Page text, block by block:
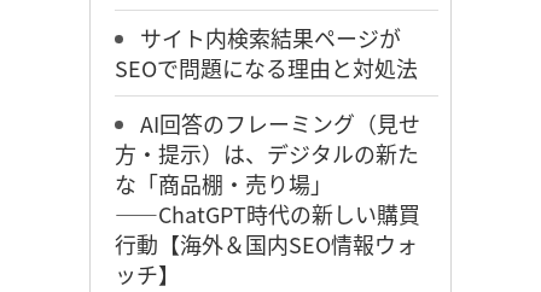
サイト内検索結果ページが
SEOで問題になる理由と対処法
AI回答のフレーミング（見せ
方・提示）は、デジタルの新た
な「商品棚・売り場」
――ChatGPT時代の新しい購買
行動【海外＆国内SEO情報ウォ
ッチ】